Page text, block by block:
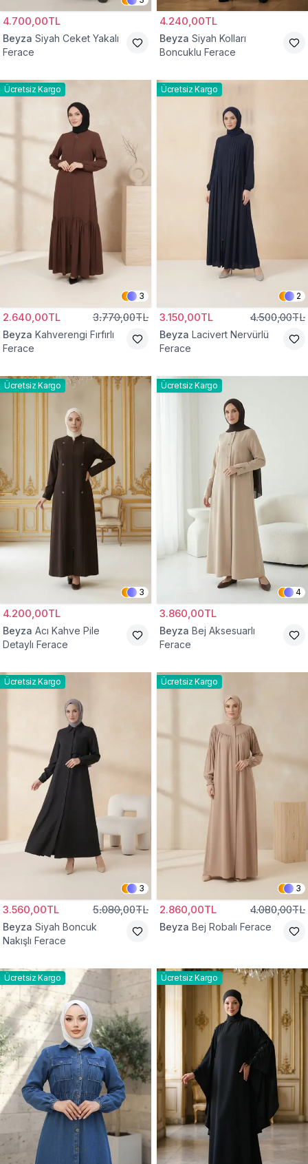
4.700,00TL
Beyza Siyah Ceket Yakalı
Ferace
4.240,00TL
Beyza Siyah Kolları
Boncuklu Ferace
Ücretsiz Kargo
3
2.640,00TL 3.770,00TL
Beyza Kahverengi Fırfırlı
Ferace
Ücretsiz Kargo
2
3.150,00TL 4.500,00TL
Beyza Lacivert Nervürlü
Ferace
Ücretsiz Kargo
3
4.200,00TL
Beyza Acı Kahve Pile
Detaylı Ferace
Ücretsiz Kargo
4
3.860,00TL
Beyza Bej Aksesuarlı
Ferace
Ücretsiz Kargo
3
3.560,00TL 5.080,00TL
Beyza Siyah Boncuk
Nakışlı Ferace
Ücretsiz Kargo
3
2.860,00TL 4.080,00TL
Beyza Bej Robalı Ferace
Ücretsiz Kargo Ücretsiz Kargo